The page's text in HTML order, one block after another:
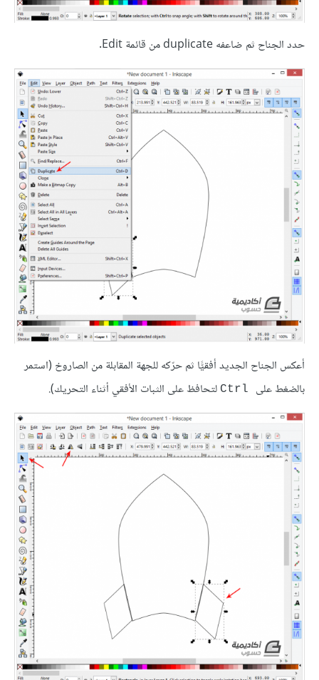
حدد الجناح ثم ضاعفه duplicate من قائمة Edit.
أعكس الجناح الجديد أفقيًّا ثم حرّكه للجهة المقابلة من الصاروخ (استمر
بالضغط على
لتحافظ على الثبات الأفقي أثناء التحريك).